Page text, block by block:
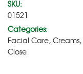
SKU:
01521
Categories:
Facial Care, Creams,
Close